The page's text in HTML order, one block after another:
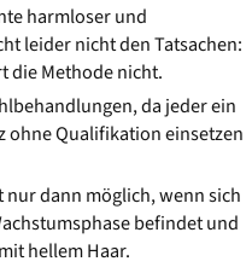
harmloser und
leider nicht den Tatsachen:
die Methode nicht.
da jeder ein
ohne Qualifikation einsetzen
nur dann möglich, wenn sich
befindet und
hellem Haar.